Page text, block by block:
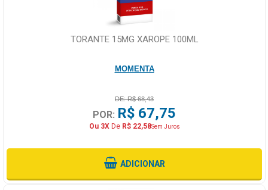
TORANTE 15MG XAROPE 100ML
MOMENTA
DE: R$ 68,43
POR: R$ 67,75
Ou 3XDe R$ 22,58Sem Juros
ADICIONAR